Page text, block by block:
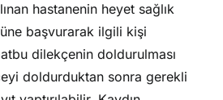
hastanenin heyet sağlık
başvurarak ilgili kişi
dilekçenin doldurulması
doldurduktan sonra gerekli